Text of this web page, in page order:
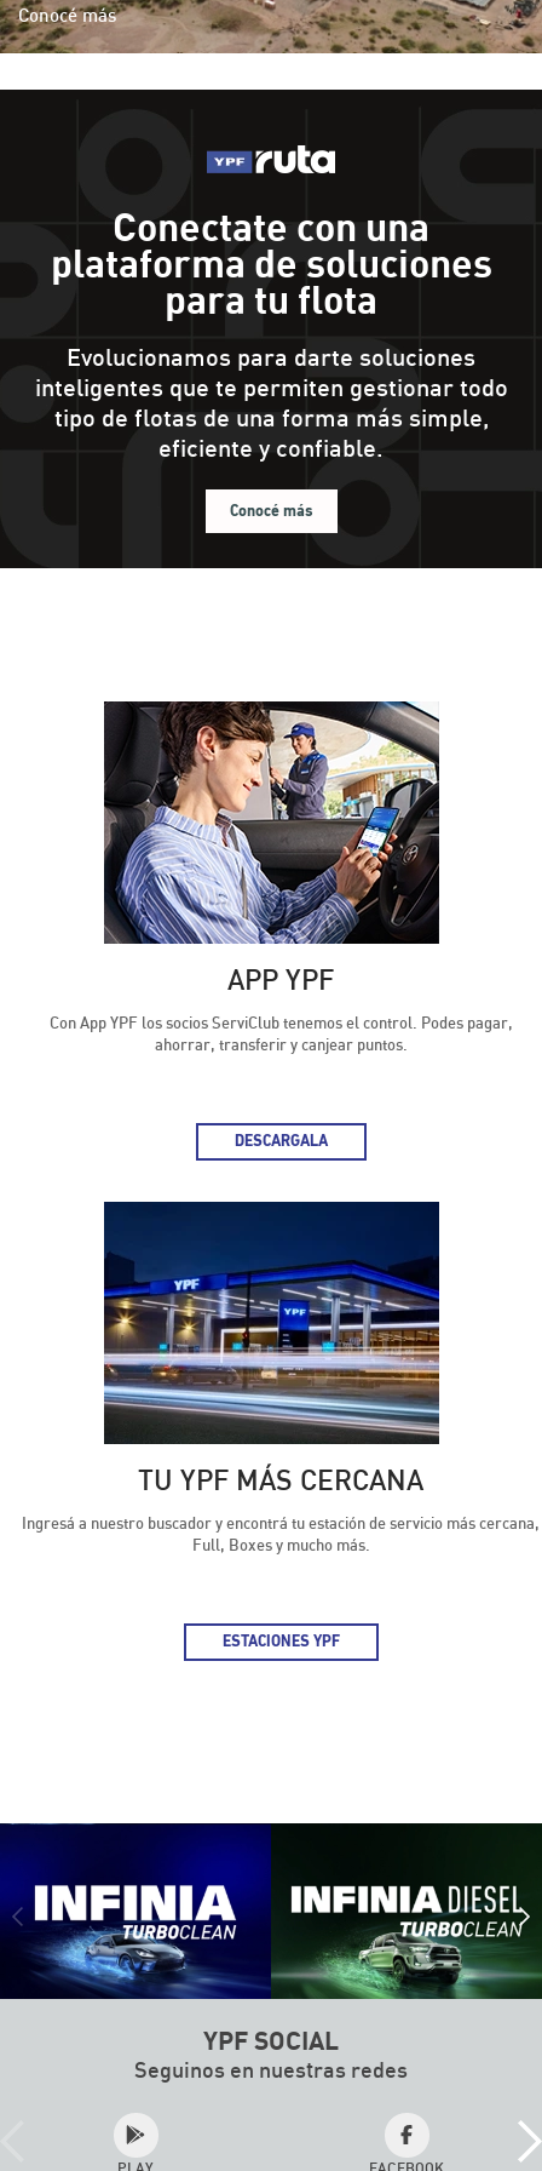
Servicios para inversores
Calendario
Formulario de Contacto
Ir a YPF Boxes >
Conocé más
Conectate con una
plataforma de soluciones
para tu flota
Evolucionamos para darte soluciones
inteligentes que te permiten gestionar todo
tipo de flotas de una forma más simple,
eficiente y confiable.
Conocé más
APP YPF
Con App YPF los socios ServiClub tenemos el control. Podes pagar,
ahorrar, transferir y canjear puntos.
DESCARGA LA APP YPF
DESCARGALA
TU YPF MÁS CERCANA
Ingresá a nuestro buscador y encontrá tu estación de servicio más cercana,
Full, Boxes y mucho más.
MAPA DE ESTACIONES DE SERVICIO
ESTACIONES YPF
YPF SOCIAL
Seguinos en nuestras redes